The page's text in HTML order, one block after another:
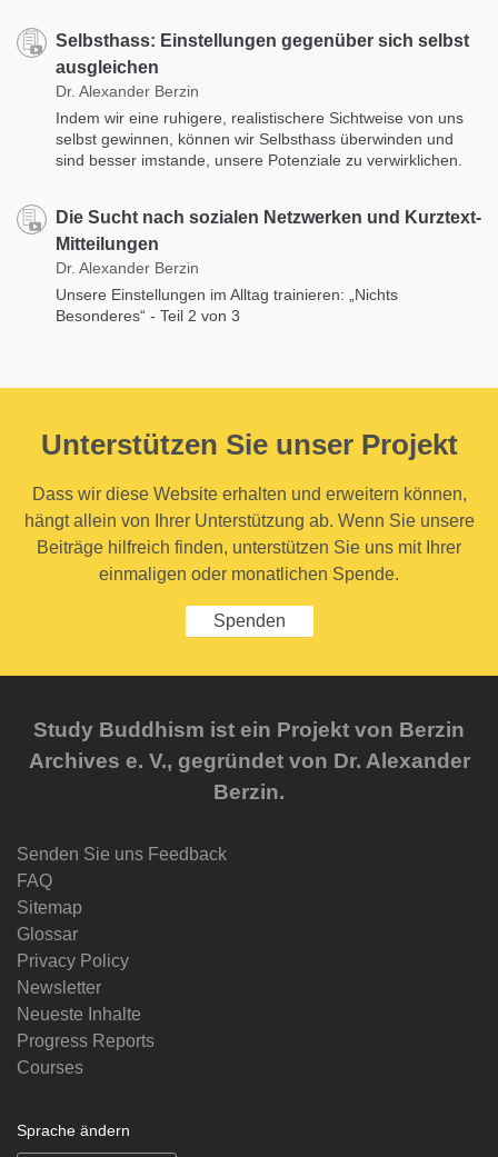
Selbsthass: Einstellungen gegenüber sich selbst
ausgleichen
Dr. Alexander Berzin
Indem wir eine ruhigere, realistischere Sichtweise von uns
selbst gewinnen, können wir Selbsthass überwinden und
sind besser imstande, unsere Potenziale zu verwirklichen.
Die Sucht nach sozialen Netzwerken und Kurztext-
Mitteilungen
Dr. Alexander Berzin
Unsere Einstellungen im Alltag trainieren: „Nichts
Besonderes“ - Teil 2 von 3
Unterstützen Sie unser Projekt
Dass wir diese Website erhalten und erweitern können,
hängt allein von Ihrer Unterstützung ab. Wenn Sie unsere
Beiträge hilfreich finden, unterstützen Sie uns mit Ihrer
einmaligen oder monatlichen Spende.
Spenden
Study Buddhism ist ein Projekt von Berzin
Archives e. V., gegründet von Dr. Alexander
Berzin.
Senden Sie uns Feedback
FAQ
Sitemap
Glossar
Privacy Policy
Newsletter
Neueste Inhalte
Progress Reports
Courses
Sprache ändern